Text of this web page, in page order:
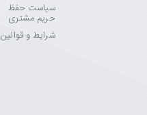
سیاست حفظ
حریم مشتری
شرایط و قوانین